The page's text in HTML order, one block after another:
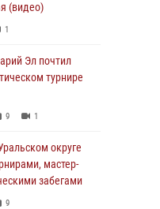
(видео)
1
Эл почтил
турнире
9 1
округе
мастер-
забегами
9